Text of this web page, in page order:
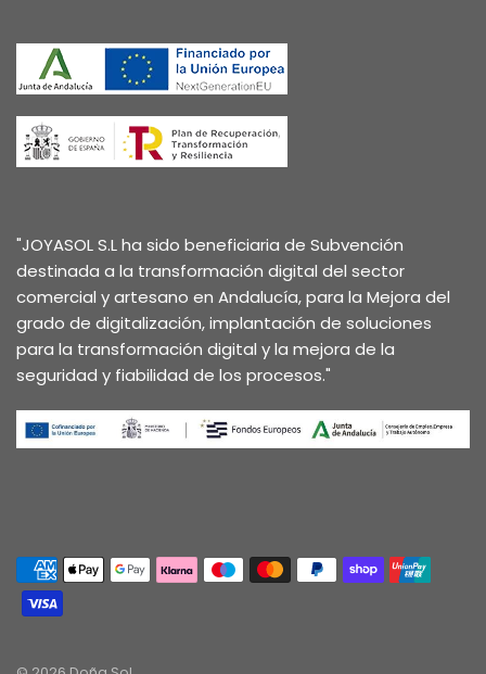
"JOYASOL S.L ha sido beneficiaria de Subvención
destinada a la transformación digital del sector
comercial y artesano en Andalucía, para la Mejora del
grado de digitalización, implantación de soluciones
para la transformación digital y la mejora de la
seguridad y fiabilidad de los procesos."